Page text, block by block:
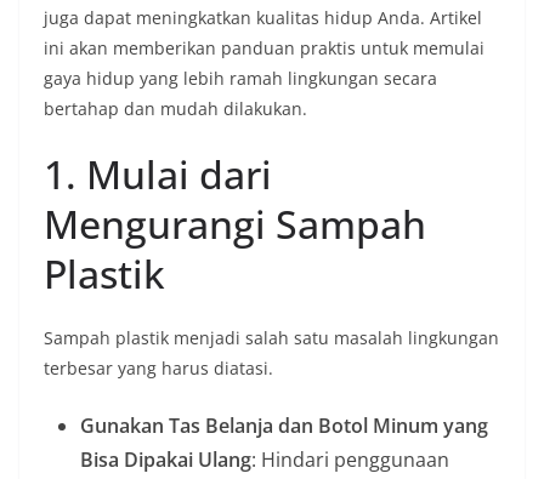
juga dapat meningkatkan kualitas hidup Anda. Artikel
ini akan memberikan panduan praktis untuk memulai
gaya hidup yang lebih ramah lingkungan secara
bertahap dan mudah dilakukan.
1. Mulai dari
Mengurangi Sampah
Plastik
Sampah plastik menjadi salah satu masalah lingkungan
terbesar yang harus diatasi.
Gunakan Tas Belanja dan Botol Minum yang
Bisa Dipakai Ulang: Hindari penggunaan